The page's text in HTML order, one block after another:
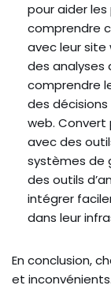
pour aider
comprendre
avec leur
des analyses
comprendre
des
web.
avec des
systèmes de
des outils
intégrer
dans leur
En conclusion,
et